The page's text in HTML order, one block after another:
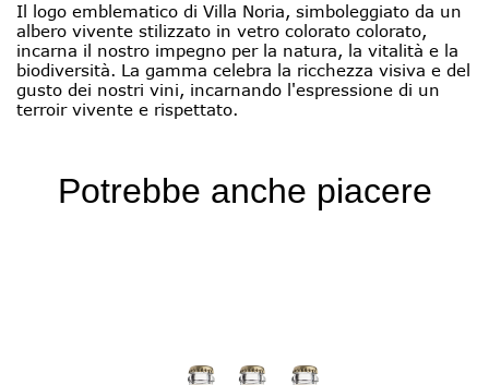
Il logo emblematico di Villa Noria, simboleggiato da un
albero vivente stilizzato in vetro colorato colorato,
incarna il nostro impegno per la natura, la vitalità e la
biodiversità. La gamma celebra la ricchezza visiva e del
gusto dei nostri vini, incarnando l'espressione di un
terroir vivente e rispettato.
Potrebbe anche piacere